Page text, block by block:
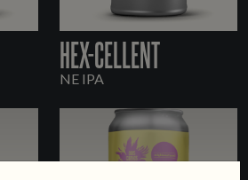
HEX-CELLENT
NE IPA